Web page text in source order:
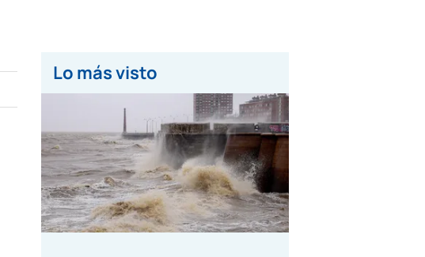
Lo más visto